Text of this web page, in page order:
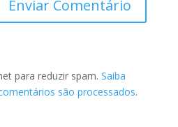
para reduzir spam. Saiba
são processados.